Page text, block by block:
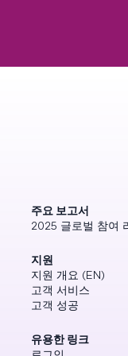
주요 보고서
2025 글로벌 참여
지원
지원 개요 (EN)
고객 서비스
고객 성공
유용한 링크